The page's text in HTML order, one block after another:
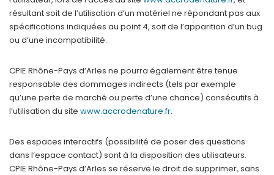
résultant soit de l’utilisation d’un matériel ne répondant pas aux
spécifications indiquées au point 4, soit de l’apparition d’un bug
ou d’une incompatibilité.
CPIE Rhône-Pays d’Arles ne pourra également être tenue
responsable des dommages indirects (tels par exemple
qu’une perte de marché ou perte d’une chance) consécutifs à
l’utilisation du site www.accrodenature.fr.
Des espaces interactifs (possibilité de poser des questions
dans l’espace contact) sont à la disposition des utilisateurs.
CPIE Rhône-Pays d’Arles se réserve le droit de supprimer, sans